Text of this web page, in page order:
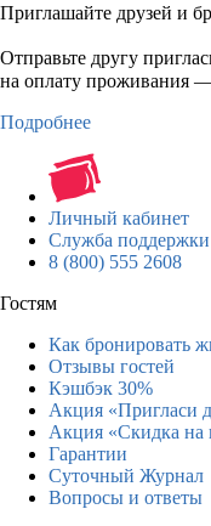
Приглашайте друзей и
Отправьте другу
на оплату проживания
Подробнее
Личный кабинет
Служба поддержки
8 (800) 555 2608
Гостям
Как бронировать
Отзывы гостей
Кэшбэк 30%
Акция «Пригласи
Акция «Скидка на
Гарантии
Суточный Журнал
Вопросы и ответы